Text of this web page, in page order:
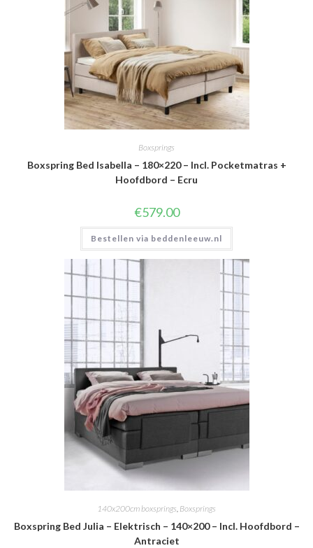
Boxsprings
Boxspring Bed Isabella – 180×220 – Incl. Pocketmatras +
Hoofdbord – Ecru
€579.00
Bestellen via beddenleeuw.nl
140x200cm boxsprings, Boxsprings
Boxspring Bed Julia – Elektrisch – 140×200 – Incl. Hoofdbord –
Antraciet